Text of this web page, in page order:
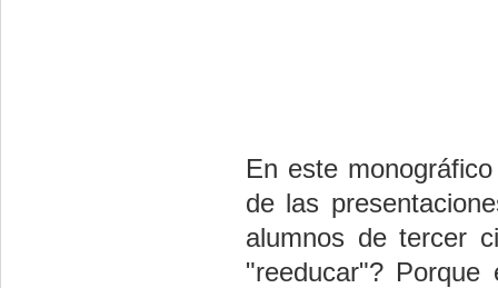
En este
de las
alumnos de tercer
"reeducar"? Porque